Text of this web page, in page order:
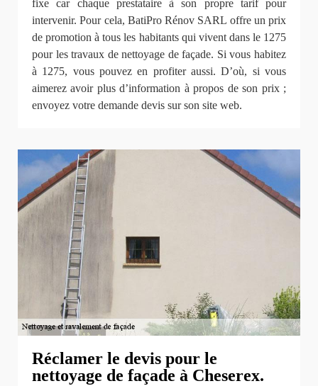
fixe car chaque prestataire à son propre tarif pour
intervenir. Pour cela, BatiPro Rénov SARL offre un prix
de promotion à tous les habitants qui vivent dans le 1275
pour les travaux de nettoyage de façade. Si vous habitez
à 1275, vous pouvez en profiter aussi. D’où, si vous
aimerez avoir plus d’information à propos de son prix ;
envoyez votre demande devis sur son site web.
Réclamer le devis pour le
nettoyage de façade à Cheserex.